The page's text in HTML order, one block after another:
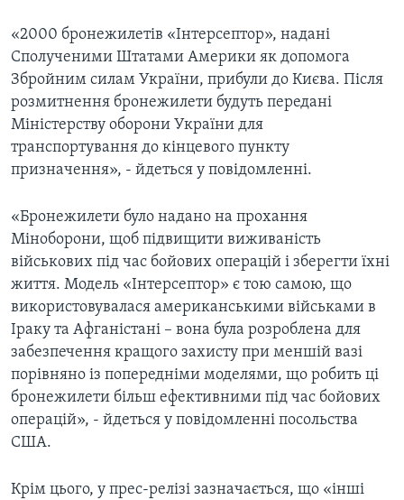
«2000 бронежилетів «Інтерсептор», надані
Сполученими Штатами Америки як допомога
Збройним силам України, прибули до Києва. Після
розмитнення бронежилети будуть передані
Міністерству оборони України для
транспортування до кінцевого пункту
призначення», - йдеться у повідомленні.
«Бронежилети було надано на прохання
Міноборони, щоб підвищити виживаність
військових під час бойових операцій і зберегти їхні
життя. Модель «Інтерсептор» є тою самою, що
використовувалася американськими військами в
Іраку та Афганістані – вона була розроблена для
забезпечення кращого захисту при меншій вазі
порівняно із попередніми моделями, що робить ці
бронежилети більш ефективними під час бойових
операцій», - йдеться у повідомленні посольства
США.
Крім цього, у прес-релізі зазначається, що «інші